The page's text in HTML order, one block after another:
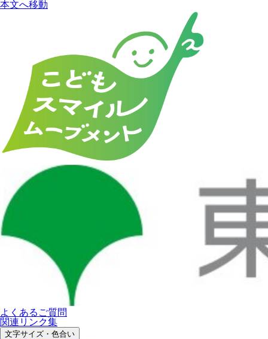
本文へ移動
よくあるご質問
関連リンク集
文字サイズ・色合い